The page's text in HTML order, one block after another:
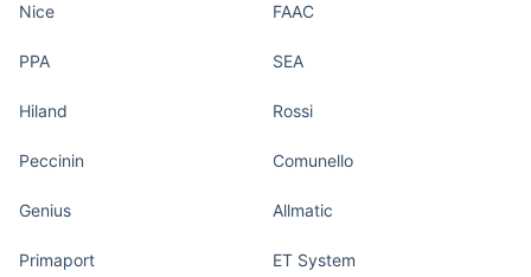
Nice FAAC
PPA SEA
Hiland Rossi
Peccinin Comunello
Genius Allmatic
Primaport ET System